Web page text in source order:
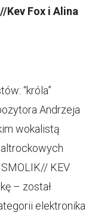
Kev Fox i Alina
“króla”
Andrzeja
wokalistą
KEV
– został
elektronika